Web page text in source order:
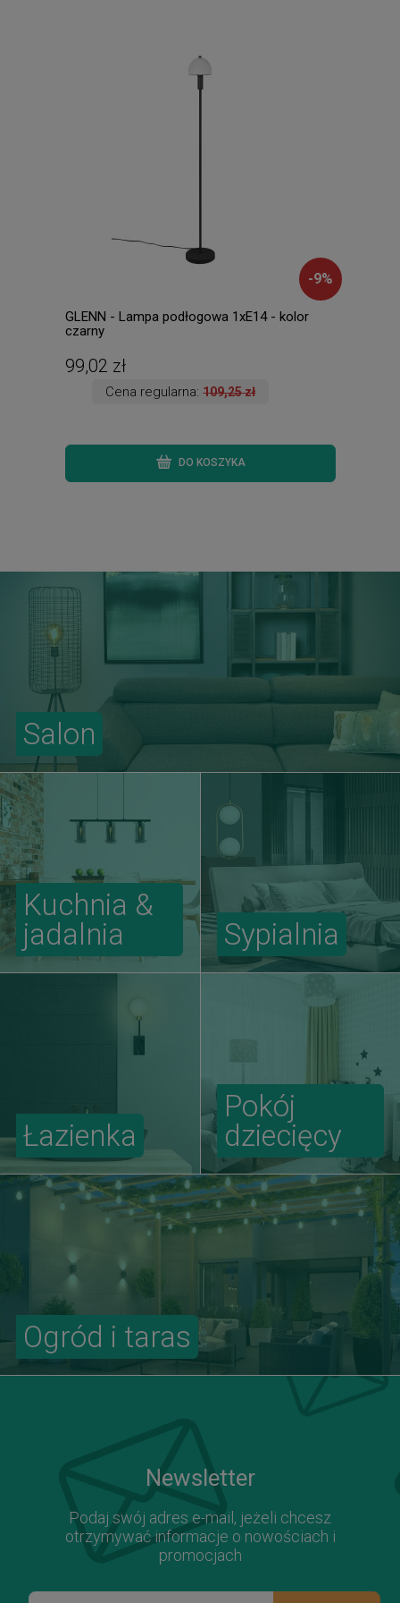
-9%
GLENN - Lampa podłogowa 1xE14 - kolor
czarny
99,02 zł
Cena regularna:109,25 zł
DO KOSZYKA
Salon
Kuchnia &
jadalnia
Sypialnia
Ogród i taras
Łazienka
Pokój
dziecięcy
Newsletter
Podaj swój adres e-mail, jeżeli chcesz
otrzymywać informacje o nowościach i
promocjach